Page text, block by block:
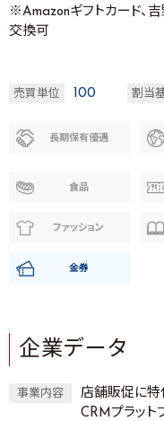
※Amazonギフトカード、
交換可
売買単位 100 割当
長期保有優遇
食品
ファッション
金券
企業データ
事業内容
店舗販促に特
CRMプラット